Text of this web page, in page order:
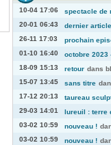
10-04 17:06
spectacle de
20-01 06:43
dernier
26-11 17:03
prochain
01-10 16:40
octobre 2023
18-09 15:13
retour dans
15-07 13:45
sans titre
17-12 20:13
taureau
29-03 14:01
lureuil : terre
03-02 10:59
nouveau !
03-02 10:59
nouveau !